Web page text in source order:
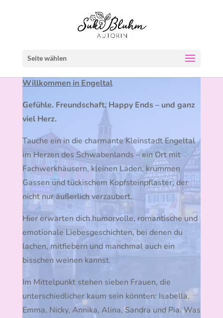
Seite wählen
Willkommen in Engeltal
Gefühle. Freundschaft. Happy Ends – und ganz
viel Herz.
Tauche ein in die charmante Kleinstadt Engeltal
im Herzen des Schwabenlands – ein Ort mit
Fachwerkhäusern, kleinen Läden, krummen
Gassen und tückischem Kopfsteinpflaster, der
nicht nur äußerlich verzaubert.
Hier erwarten dich humorvolle, romantische und
emotionale Liebesgeschichten, bei denen du
lachen, mitfiebern und manchmal auch ein
bisschen weinen kannst.
Im Mittelpunkt stehen sieben Frauen, die
unterschiedlicher kaum sein könnten: Isabella,
Emma, Nicky, Annika, Alina, Sandra und Pia. Was